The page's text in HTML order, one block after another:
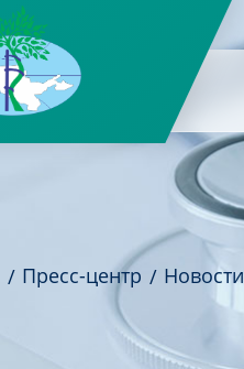
Пресс-центр Новости